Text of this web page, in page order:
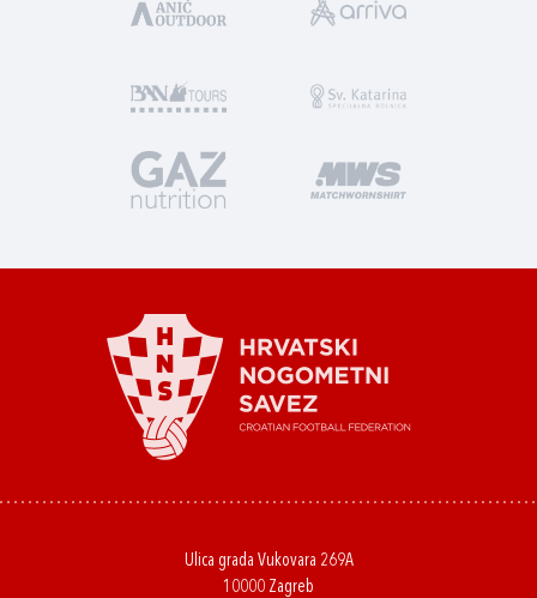
Ulica grada Vukovara 269A
10000 Zagreb